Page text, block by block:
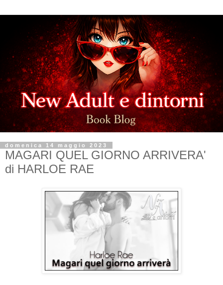
domenica 14 maggio 2023
MAGARI QUEL GIORNO ARRIVERA'
di HARLOE RAE